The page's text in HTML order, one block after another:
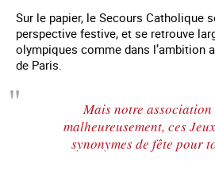
Sur le papier, le Secours Catholique
perspective festive, et se retrouve
olympiques comme dans l’ambition
de Paris.
Mais notre
malheureusement, ces
synonymes de fête pour